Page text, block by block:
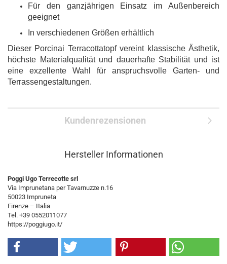
Für den ganzjährigen Einsatz im Außenbereich
geeignet
In verschiedenen Größen erhältlich
Dieser Porcinai Terracottatopf vereint klassische Ästhetik,
höchste Materialqualität und dauerhafte Stabilität und ist
eine exzellente Wahl für anspruchsvolle Garten- und
Terrassengestaltungen.
Kundenrezensionen
Hersteller Informationen
Poggi Ugo Terrecotte srl
Via Imprunetana per Tavarnuzze n.16
50023 Impruneta
Firenze – Italia
Tel. +39 0552011077
https://poggiugo.it/